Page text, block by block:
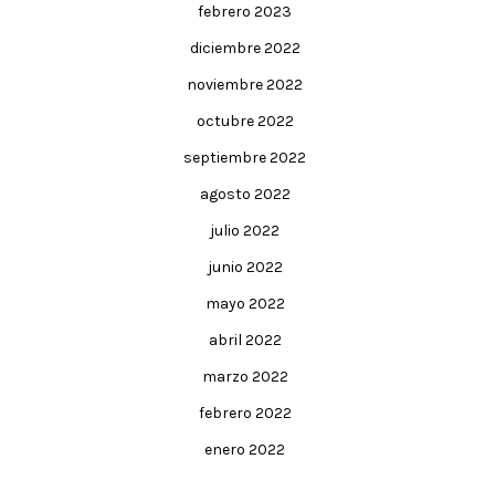
febrero 2023
diciembre 2022
noviembre 2022
octubre 2022
septiembre 2022
agosto 2022
julio 2022
junio 2022
mayo 2022
abril 2022
marzo 2022
febrero 2022
enero 2022